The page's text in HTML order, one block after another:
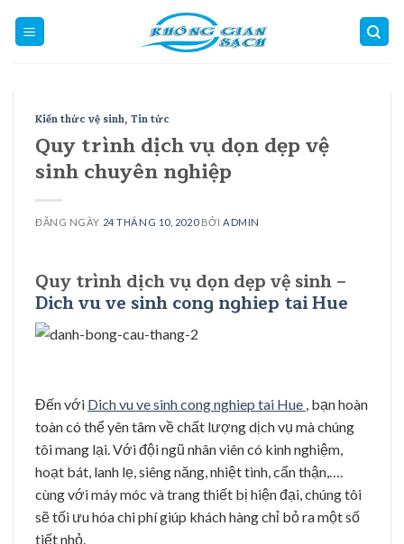
Kiến thức vệ sinh, Tin tức
Quy trình dịch vụ dọn dẹp vệ
sinh chuyên nghiệp
ĐĂNG NGÀY 24 THÁNG 10, 2020BỞI ADMIN
Quy trình dịch vụ dọn dẹp vệ sinh –
Dich vu ve sinh cong nghiep tai Hue
Đến với Dich vu ve sinh cong nghiep tai Hue , bạn hoàn
toàn có thể yên tâm về chất lượng dịch vụ mà chúng
tôi mang lại. Với đội ngũ nhân viên có kinh nghiệm,
hoạt bát, lanh lẹ, siêng năng, nhiệt tình, cẩn thận,….
cùng với máy móc và trang thiết bị hiện đại, chúng tôi
sẽ tối ưu hóa chi phí giúp khách hàng chỉ bỏ ra một số
tiết nhỏ.